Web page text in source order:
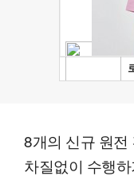
8개의 신규 원
차질없이 수행하